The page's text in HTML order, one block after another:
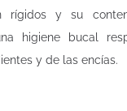
rígidos y su
higiene bucal
y de las encías.